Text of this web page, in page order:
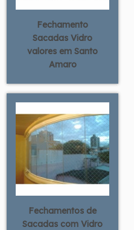
Fechamento
Sacadas Vidro
valores em Santo
Amaro
Fechamentos de
Sacadas com Vidro